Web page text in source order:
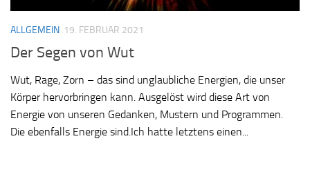
ALLGEMEIN 19. FEBRUAR 2021
Der Segen von Wut
Wut, Rage, Zorn – das sind unglaubliche Energien, die unser
Körper hervorbringen kann. Ausgelöst wird diese Art von
Energie von unseren Gedanken, Mustern und Programmen.
Die ebenfalls Energie sind.Ich hatte letztens einen...